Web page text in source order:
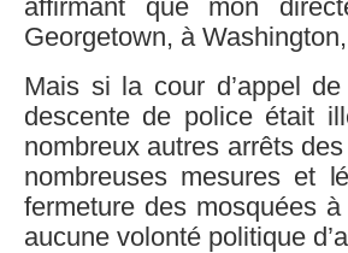
affirmant que mon
Georgetown, à
Mais si la cour d’appel
descente de police était
nombreux autres arrêts
nombreuses mesures et
fermeture des mosquées
aucune volonté politique